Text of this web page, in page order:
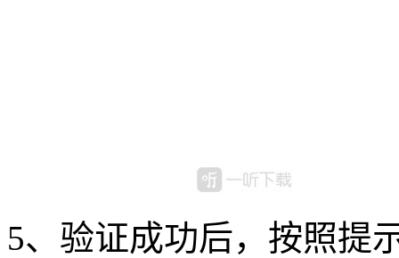
5、验证成功后，按照提